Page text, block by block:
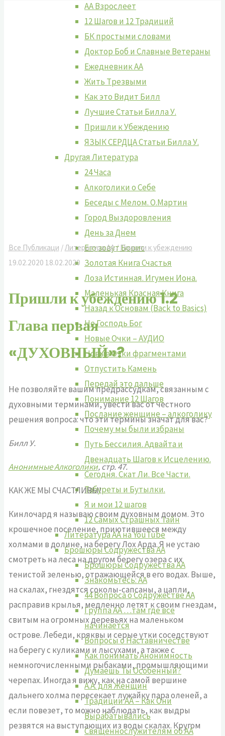
АА Взрослеет
12 Шагов и 12 Традиций
БК простыми словами
Доктор Боб и Славные Ветераны
Ежедневник АА
Жить Tрезвыми
Как это Видит Билл
Лучшие Cтатьи Билла У.
Пришли к Убеждению
ЯЗЫК СЕРДЦА Статьи Билла У.
Другая Литература
24 Часа
Алкоголики о Себе
Беседы с Мелом. О.Мартин
Город Выздоровления
День за Днем
Его зовут Борис
Золотая Книга Счастья
Лоза Истинная. Игумен Иона.
Маленькая Красная Книга
Назад к Основам (Back to Basics)
Не Господь Бог
Новые Очки – АУДИО
Новые Очки фрагментами
Отпустить Камень
Передай это дальше
Понимание 12 Шагов
Послание женщине – алкоголику
Почему мы были избраны
Путь Бессилия. Адвайта и
Двенадцать Шагов к Исцелению.
Сегодня. Скат Ли. Все Части.
Табуреты и Бутылки.
Я и мои 12 шагов
12 Самых Страшных Тайн
Литература АА на YouTube
Брошюры Содружества АА
Брошюры Содружества АА
Знакомьтесь: АА
44 Вопроса о Содружестве АА
Группа АА …там где все
начинается
Вопросы о Наставничестве
Как понимать Анонимность
Думаешь Ты Особенный?
А.А. для Женщин
Традиции АА – Как Они
Вырабатывались
Священнослужителям об АА
Все Публикаци / Литература АА/ Пришли к убеждению
19.02.2020 18.02.2020
Пришли к убеждению 1.2
Глава первая
«ДУХОВНЫЙ»?
Не позволяйте вашим предрассудкам, связанным с
духовными терминами, увести вас от честного
решения вопроса: что эти термины значат для вас?
Билл У.
Анонимные Алкоголики, стр. 47.
КАК ЖЕ МЫ СЧАСТЛИВЫ!
Кинлочард я называю своим духовным домом. Это
крошечное поселение, приютившееся между
холмами в долине, на берегу Лох Арда. Я не устаю
смотреть на леса на другом берегу озера с их
тенистой зеленью, отражающейся в его водах. Выше,
на скалах, гнездятся соколы-сапсаны, а цапли,
расправив крылья, медленно летят к своим гнездам,
свитым на огромных деревьях на малень­ком
острове. Лебеди, кряквы и серые утки соседствуют
на берегу с куликами и лысухами, а также с
немногочисленными рыбаками, промышляющими
черепах. Иногда я вижу, как на самой вершине
дальнего холма пересекает лужайку пара оленей, а
если повезет, то можно наблюдать, как выдры
резвятся на выступающих из воды скалах. Кругом